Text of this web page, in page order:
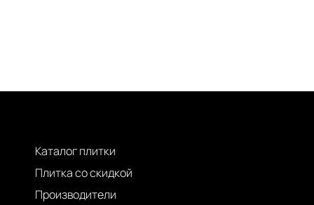
Каталог плитки
Плитка со скидкой
Производители